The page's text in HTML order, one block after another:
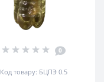
0
Код товару: БЦПЭ 0.5